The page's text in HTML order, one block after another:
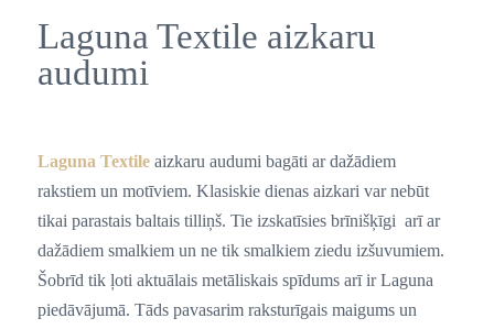
Laguna Textile aizkaru
audumi
Laguna Textileaizkaru audumi bagāti ar dažādiem
rakstiem un motīviem. Klasiskie dienas aizkari var nebūt
tikai parastais baltais tilliņš. Tie izskatīsies brīnišķīgi arī ar
dažādiem smalkiem un ne tik smalkiem ziedu izšuvumiem.
Šobrīd tik ļoti aktuālais metāliskais spīdums arī ir Laguna
piedāvājumā. Tāds pavasarim raksturīgais maigums un